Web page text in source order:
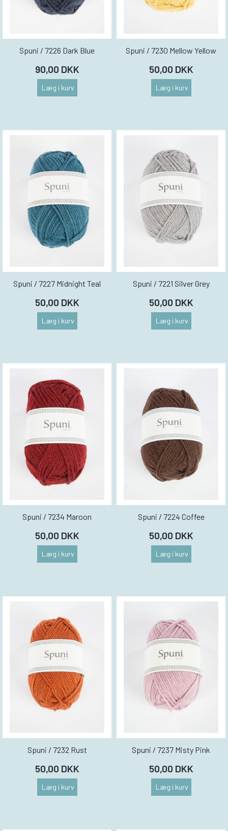
Spuni / 7226 Dark Blue
90,00 DKK
Læg i kurv
Spuni / 7230 Mellow Yellow
50,00 DKK
Læg i kurv
Spuni / 7227 Midnight Teal
50,00 DKK
Læg i kurv
Spuni / 7221 Silver Grey
50,00 DKK
Læg i kurv
Spuni / 7234 Maroon
50,00 DKK
Læg i kurv
Spuni / 7224 Coffee
50,00 DKK
Læg i kurv
Spuni / 7232 Rust
50,00 DKK
Læg i kurv
Spuni / 7237 Misty Pink
50,00 DKK
Læg i kurv